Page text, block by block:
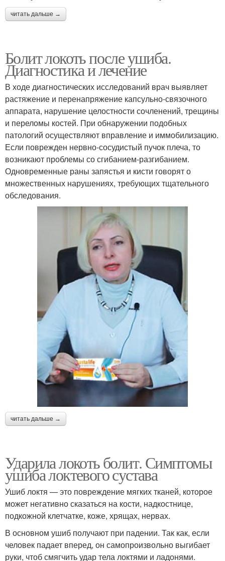
читать дальше →
Болит локоть после ушиба.
Диагностика и лечение
В ходе диагностических исследований врач выявляет
растяжение и перенапряжение капсульно-связочного
аппарата, нарушение целостности сочленений, трещины
и переломы костей. При обнаружении подобных
патологий осуществляют вправление и иммобилизацию.
Если поврежден нервно-сосудистый пучок плеча, то
возникают проблемы со сгибанием-разгибанием.
Одновременные раны запястья и кисти говорят о
множественных нарушениях, требующих тщательного
обследования.
читать дальше →
Ударила локоть болит. Симптомы
ушиба локтевого сустава
Ушиб локтя — это повреждение мягких тканей, которое
может негативно сказаться на кости, надкостнице,
подкожной клетчатке, коже, хрящах, нервах.
В основном ушиб получают при падении. Так как, если
человек падает вперед, он самопроизвольно выгибает
руки, чтоб смягчить удар тела локтями и ладонями.